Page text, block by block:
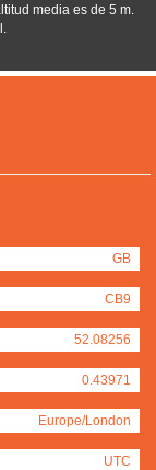
GB
CB9
52.08256
0.43971
Europe/London
UTC
media es de 5 m.